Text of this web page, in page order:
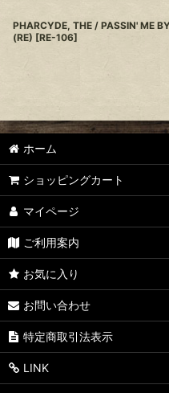
PHARCYDE, THE / PASSIN' ME
(RE) [RE-106]
ホーム
ショッピングカート
マイページ
ご利用案内
お気に入り
お問い合わせ
特定商取引法表示
LINK